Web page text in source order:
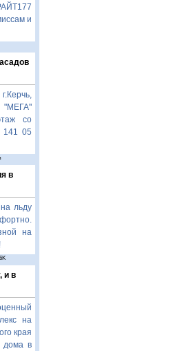
и
"МЕГА"
со
141 05
в
льду
на
и в
на
края
дома в